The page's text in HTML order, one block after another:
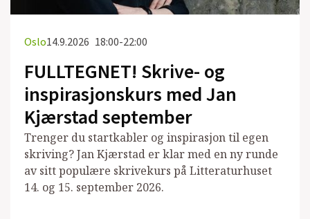
Oslo14.9.2026 18:00-22:00
FULLTEGNET! Skrive- og
inspirasjonskurs med Jan
Kjærstad september
Trenger du startkabler og inspirasjon til egen
skriving? Jan Kjærstad er klar med en ny runde
av sitt populære skrivekurs på Litteraturhuset
14. og 15. september 2026.